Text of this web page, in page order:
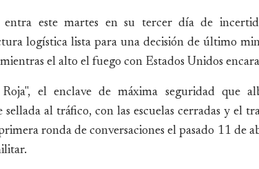
entra este martes en su tercer día de
logística lista para una decisión de último
el alto el fuego con Estados Unidos
el enclave de máxima seguridad que
sellada al tráfico, con las escuelas cerradas y el
ronda de conversaciones el pasado 11 de